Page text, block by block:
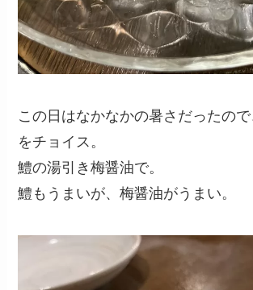
この日はなかなかの暑さだったの
をチョイス。
鱧の湯引き梅醤油で。
鱧もうまいが、梅醤油がうまい。